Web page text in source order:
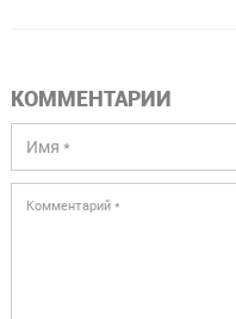
КОММЕНТАРИИ